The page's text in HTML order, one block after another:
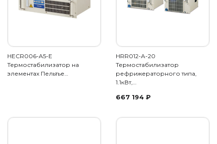
HECR006-A5-E
Термостабилизатор на
элементах Пельтье…
HRR012-A-20
Термостабилизатор
рефрижераторного типа,
1.1кВт,…
667 194 ₽